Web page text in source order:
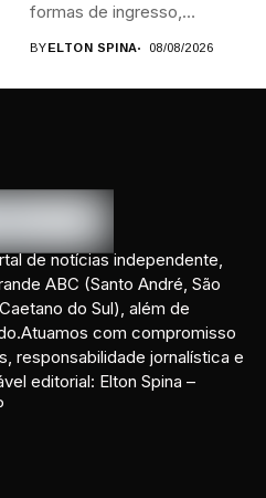
formas de ingresso,
BYELTON SPINA 08/08/2026
de notícias independente,
ABC (Santo André, São
do Sul), além de
com compromisso
responsabilidade jornalística e
editorial: Elton Spina –